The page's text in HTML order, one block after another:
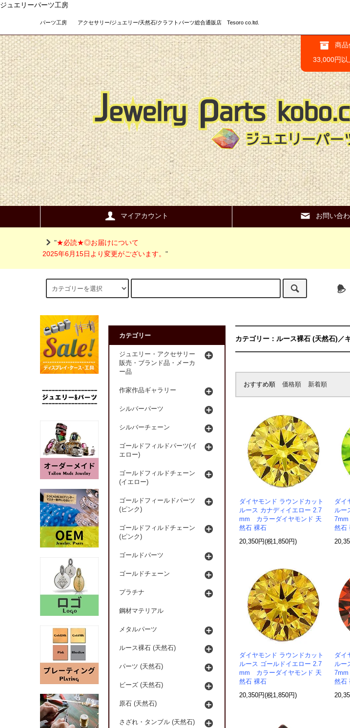
ジュエリーパーツ工房
パーツ工房 アクセサリー/ジュエリー/天然石/クラフトパーツ総合通販店 Tesoro co.ltd.
商
33,000円以
マイアカウント お問い合
"★必読★◎お届けについて
2025年6月15日より変更がございます。 "
カテゴリー：ルース裸石 (天然石)／
おすすめ順 価格順 新着順
ダイヤモンド ラウンドカット
ルース カナディイエロー 2.7
mm カラーダイヤモンド 天
然石 裸石
20,350円(税1,850円)
ダイ
ルー
然石
ダイヤモンド ラウンドカット
ルース ゴールドイエロー 2.7
mm カラーダイヤモンド 天
然石 裸石
20,350円(税1,850円)
ダイ
ルー
然石
カテゴリー
ジュエリー・アクセサリー
販売・ブランド品・メーカ
ー品
作家作品ギャラリー
シルバーパーツ
シルバーチェーン
ゴールドフィルドパーツ(イ
エロー)
ゴールドフィルドチェーン
(イエロー)
ゴールドフィールドパーツ
(ピンク)
ゴールドフィルドチェーン
(ピンク)
ゴールドパーツ
ゴールドチェーン
プラチナ
鋼材マテリアル
メタルパーツ
ルース裸石 (天然石)
パーツ (天然石)
ビーズ (天然石)
原石 (天然石)
さざれ・タンブル (天然石)